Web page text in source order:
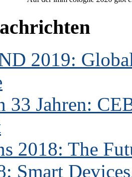
2019:
33 Jahren:
2018: The
Smart